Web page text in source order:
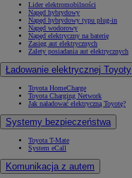
Lider elektromobilności
Napęd hybrydowy
Napęd hybrydowy typu plug-in
Napęd wodorowy
Napęd elektryczny na baterię
Zasięg aut elektrycznych
Zalety posiadania aut elektrycznych
Ładowanie elektrycznej Toyoty
Toyota HomeCharge
Toyota Charging Network
Jak naładować elektryczną Toyotę?
Systemy bezpieczeństwa
Toyota T-Mate
System eCall
Komunikacja z autem